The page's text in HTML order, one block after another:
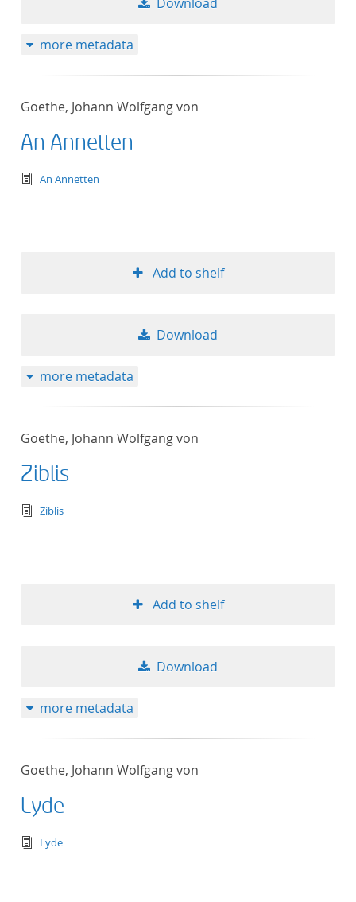
more metadata
Goethe, Johann Wolfgang von
An Annetten
text/tg.edition+tg.aggregation+xml
An Annetten
Add to shelf
Download
more metadata
Goethe, Johann Wolfgang von
Ziblis
text/tg.edition+tg.aggregation+xml
Ziblis
Add to shelf
Download
more metadata
Goethe, Johann Wolfgang von
Lyde
text/tg.edition+tg.aggregation+xml
Lyde